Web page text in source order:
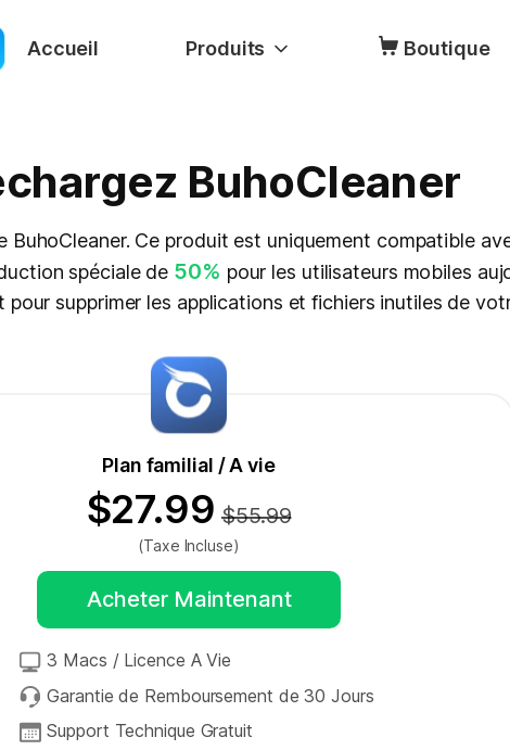
Accueil Produits Boutique
BuhoCleaner
Ce produit est uniquement compatible
spéciale de 50% pour les utilisateurs mobiles
supprimer les applications et fichiers inutiles de
Plan familial / A vie
$27.99 $55.99
(Taxe Incluse)
Acheter Maintenant
3 Macs / Licence A Vie
Garantie de Remboursement de 30 Jours
Support Technique Gratuit